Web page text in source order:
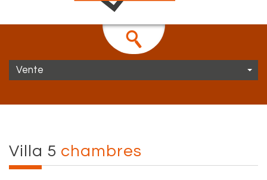
Vente
villa 5 chambres